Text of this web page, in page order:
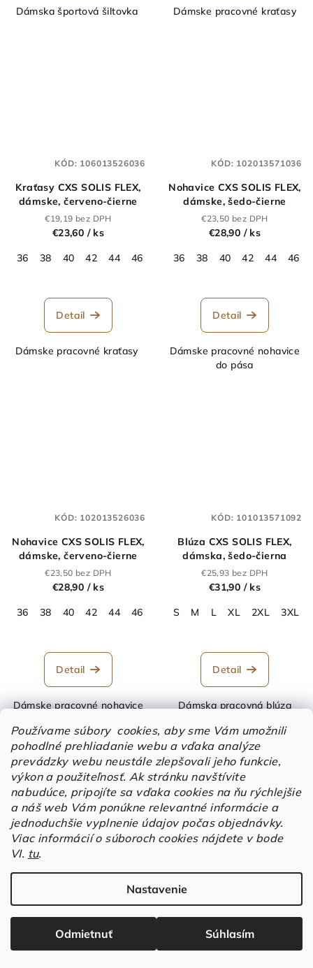
Používame súbory cookies, aby sme Vám umožnili
pohodlné prehliadanie webu a vďaka analýze
prevádzky webu neustále zlepšovali jeho funkcie,
výkon a použiteľnosť. Ak stránku navštívite
nabudúce, pripojíte sa vďaka cookies na ňu rýchlejšie
a náš web Vám ponúkne relevantné informácie a
jednoduchšie vyplnenie údajov počas objednávky.
Viac informácií o súboroch cookies nájdete v bode
VI. tu.
Nastavenie
Odmietnuť Súhlasím
Dámska športová šiltovka Dámske pracovné kraťasy
Kraťasy CXS SOLIS FLEX,
dámske, červeno-čierne
€19,19 bez DPH
€23,60 / ks
36
38 40 42 44 46 50 52 54 56 58
Detail
Dámske pracovné kraťasy
KÓD: 106013526036
Nohavice CXS SOLIS FLEX,
dámske, šedo-čierne
€23,50 bez DPH
€28,90 / ks
36
38 40 42 44 46
Detail
Dámske pracovné nohavice
do pása
KÓD: 102013571036
Nohavice CXS SOLIS FLEX,
dámske, červeno-čierne
€23,50 bez DPH
€28,90 / ks
36
38 40 42 44 46 50 52 54 56 58
Detail
Dámske pracovné nohavice
KÓD: 102013526036
Blúza CXS SOLIS FLEX,
dámska, šedo-čierna
€25,93 bez DPH
€31,90 / ks
S
M L XL 2XL 3XL
Detail
Dámska pracovná blúza
KÓD: 101013571092
Blúza CXS SOLIS FLEX,
dámska, červeno-čierna
€31,90/ ks
KÓD:101013526092
Zahradníky CXS SOLIS
FLEX, dámske, sivo-čierne
€38,10/ ks
KÓD:103013571036